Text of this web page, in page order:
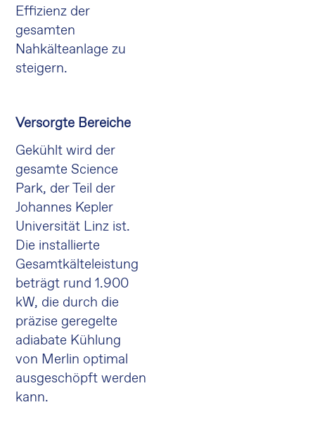
Effizienz der
gesamten
Nahkälteanlage zu
steigern.
Versorgte Bereiche
Gekühlt wird der
gesamte Science
Park, der Teil der
Johannes Kepler
Universität Linz ist.
Die installierte
Gesamtkälteleistung
beträgt rund 1.900
kW, die durch die
präzise geregelte
adiabate Kühlung
von Merlin optimal
ausgeschöpft werden
kann.